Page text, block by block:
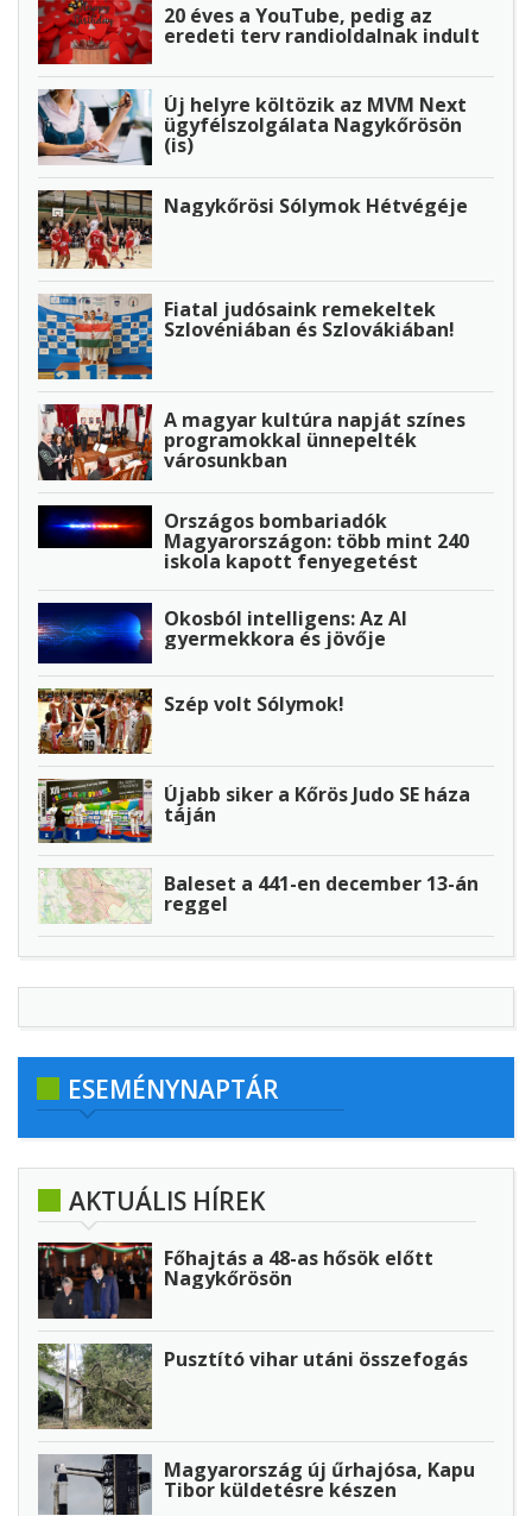
20 éves a YouTube, pedig az
eredeti terv randioldalnak indult
Új helyre költözik az MVM Next
ügyfélszolgálata Nagykőrösön
(is)
Nagykőrösi Sólymok Hétvégéje
Fiatal judósaink remekeltek
Szlovéniában és Szlovákiában!
A magyar kultúra napját színes
programokkal ünnepelték
városunkban
Országos bombariadók
Magyarországon: több mint 240
iskola kapott fenyegetést
Okosból intelligens: Az AI
gyermekkora és jövője
Szép volt Sólymok!
Újabb siker a Kőrös Judo SE háza
táján
Baleset a 441-en december 13-án
reggel
ESEMÉNYNAPTÁR
AKTUÁLIS HÍREK
Főhajtás a 48-as hősök előtt
Nagykőrösön
Pusztító vihar utáni összefogás
Magyarország új űrhajósa, Kapu
Tibor küldetésre készen